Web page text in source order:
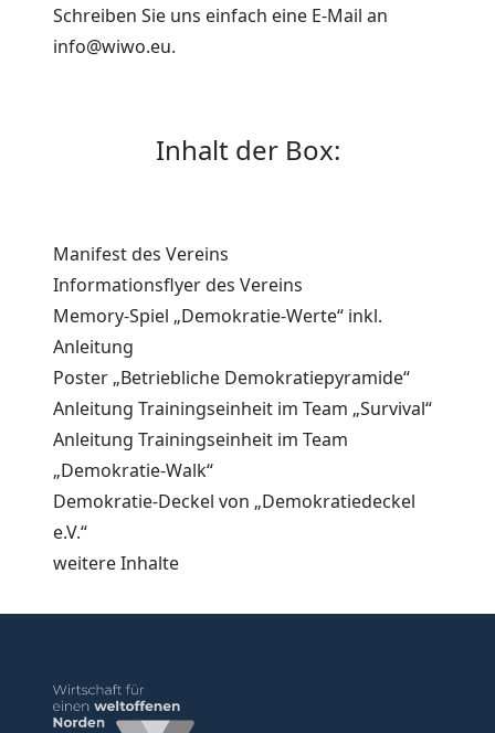
Schreiben Sie uns einfach eine E-Mail an
info@wiwo.eu.
Inhalt der Box:
Manifest des Vereins
Informationsflyer des Vereins
Memory-Spiel „Demokratie-Werte“ inkl.
Anleitung
Poster „Betriebliche Demokratiepyramide“
Anleitung Trainingseinheit im Team „Survival“
Anleitung Trainingseinheit im Team
„Demokratie-Walk“
Demokratie-Deckel von „Demokratiedeckel
e.V.“
weitere Inhalte